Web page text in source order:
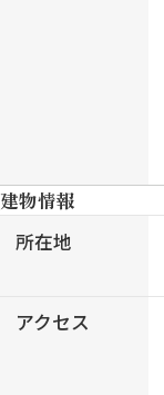
建物情報
所在地
アクセス